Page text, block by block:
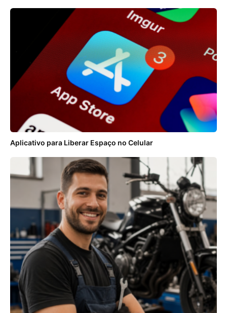
Aplicativo para Liberar Espaço no Celular